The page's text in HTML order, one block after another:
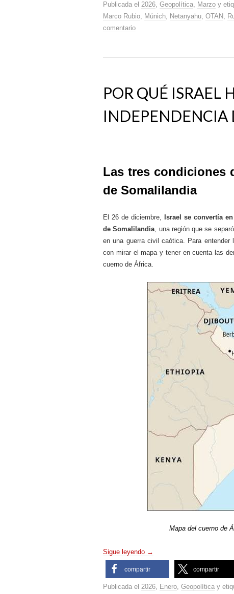
Publicada el 2026, Geopolítica, Marzo y
Marco Rubio, Múnich, Netanyahu, OTAN,
comentario
POR QUÉ ISRAEL
Las tres condiciones
de Somalilandia
El 26 de diciembre,
Israel se convertía
de Somalilandia, una región que se
en una guerra civil caótica. Para
con mirar el mapa y tener en cuenta las
cuerno de África.
Mapa del cuerno de
Sigue leyendo →
compartir compartir
Publicada el 2026, Enero, Geopolítica y